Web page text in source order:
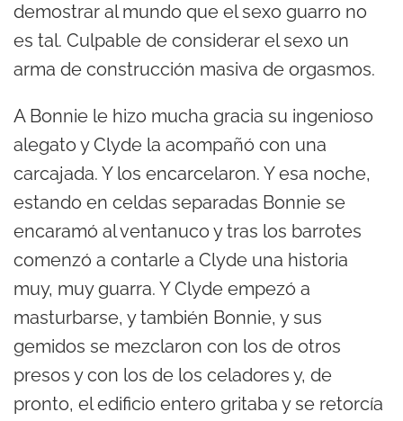
demostrar al mundo que el sexo guarro no
es tal. Culpable de considerar el sexo un
arma de construcción masiva de orgasmos.
A Bonnie le hizo mucha gracia su ingenioso
alegato y Clyde la acompañó con una
carcajada. Y los encarcelaron. Y esa noche,
estando en celdas separadas Bonnie se
encaramó al ventanuco y tras los barrotes
comenzó a contarle a Clyde una historia
muy, muy guarra. Y Clyde empezó a
masturbarse, y también Bonnie, y sus
gemidos se mezclaron con los de otros
presos y con los de los celadores y, de
pronto, el edificio entero gritaba y se retorcía